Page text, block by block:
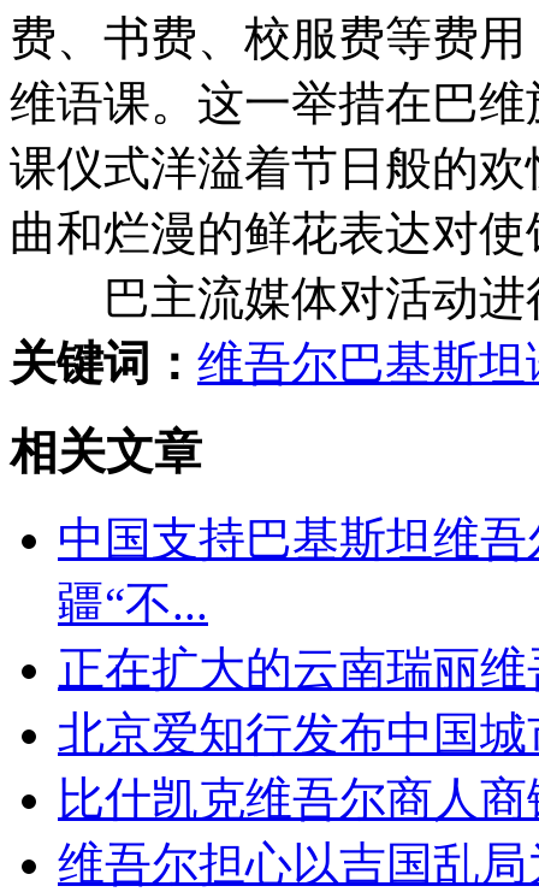
费、书费、校服费等费
维语课。这一举措在巴
课仪式洋溢着节日般的
曲和烂漫的鲜花表达对
巴主流媒体对活动进
关键词： 维吾尔巴基斯坦
相关文章
中国支持巴基斯坦维
疆“不...
正在扩大的云南瑞丽
北京爱知行发布中国
比什凯克维吾尔商人
维吾尔担心以吉国乱